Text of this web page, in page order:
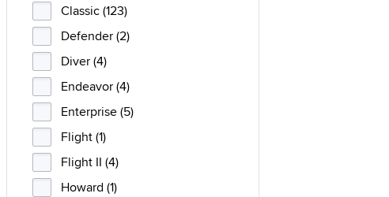
Classic (123)
Defender (2)
Diver (4)
Endeavor (4)
Enterprise (5)
Flight (1)
Flight II (4)
Howard (1)